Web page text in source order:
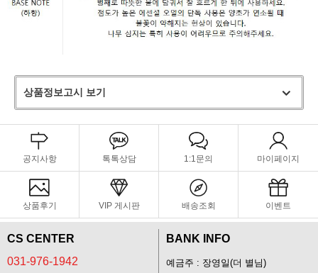
상품정보고시 보기
공지사항 톡톡상담 1:1문의 마이페이지
상품후기 VIP 게시판 배송조회 이벤트
CS CENTER
031-976-1942
BANK INFO
예금주 : 장영일(더 별님)